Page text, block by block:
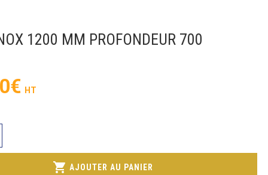
1200 MM PROFONDEUR 700
€
shopping_cart AJOUTER AU PANIER